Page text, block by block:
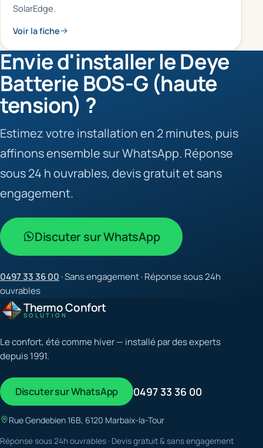
SolarEdge.
Voir la fiche
Envie d'installer le Deye
Batterie BOS-G (haute
tension) ?
Estimez votre installation en 2 minutes, puis
affinons ensemble sur WhatsApp. Réponse
sous 24 h ouvrables, devis gratuit et sans
engagement.
Discuter sur WhatsApp
0497 33 36 00 · Sans engagement · Réponse sous 24h
ouvrables
Thermo Confort
SOLUTION
Le confort, été comme hiver — installé par des experts
depuis 1991.
Discuter sur WhatsApp 0497 33 36 00
Rue Gendebien 16B, 6120 Marbaix-la-Tour
Réponse sous 24h ouvrables · Devis gratuit & sans engagement